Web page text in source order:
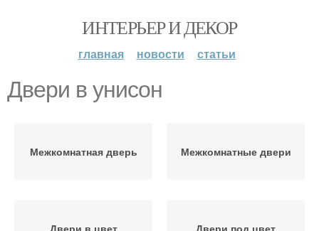
ИНТЕРЬЕР И ДЕКОР
главная новости статьи
Двери в унисон
Межкомнатная дверь Межкомнатные двери
Двери в цвет Двери под цвет